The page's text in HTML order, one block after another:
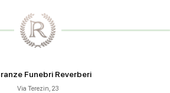
Funebri Reverberi
Via Terezin, 23